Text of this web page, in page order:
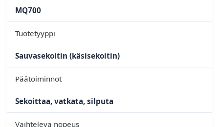
MQ700
Tuotetyyppi
Sauvasekoitin (käsisekoitin)
Päätoiminnot
Sekoittaa, vatkata, silputa
Vaihteleva nopeus